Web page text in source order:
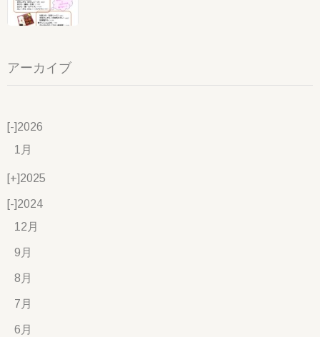
アーカイブ
[-]2026
1月
[+]2025
[-]2024
12月
9月
8月
7月
6月